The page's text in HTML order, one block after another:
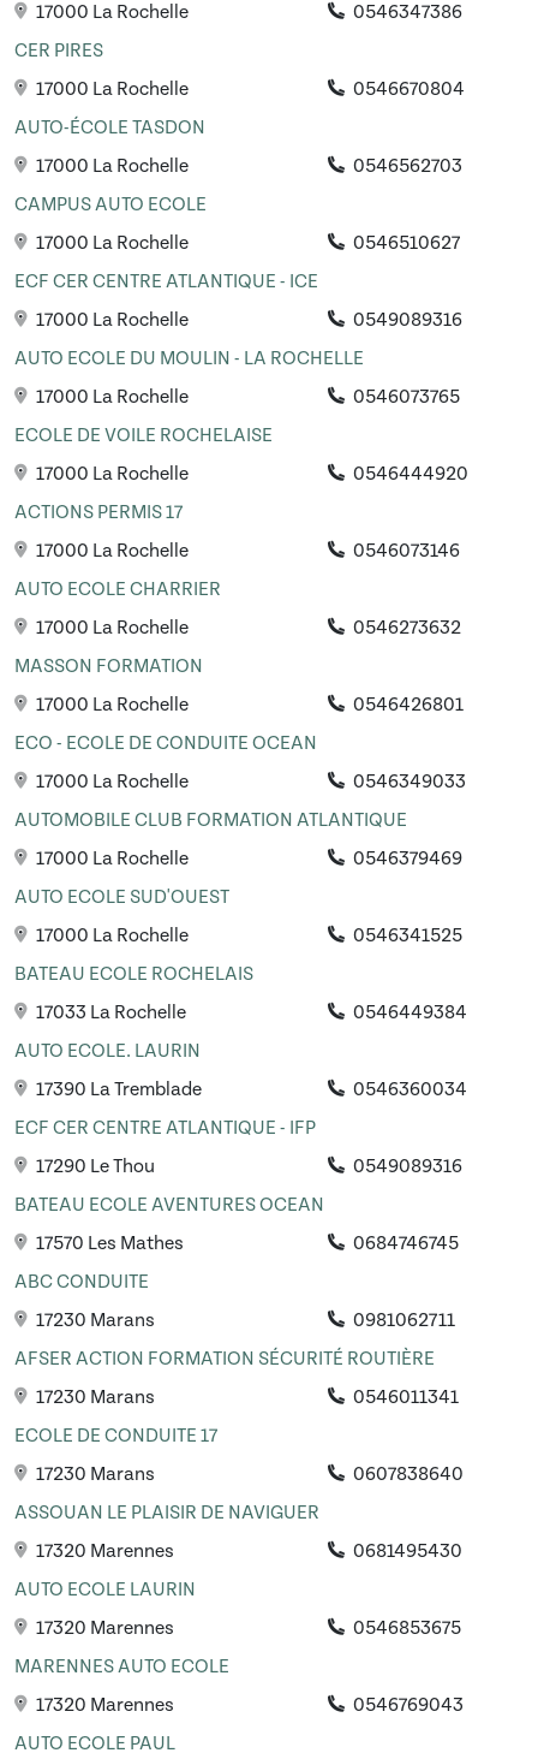
17000 La Rochelle
0546347386
CER PIRES
17000 La Rochelle
0546670804
AUTO-ÉCOLE TASDON
17000 La Rochelle
0546562703
CAMPUS AUTO ECOLE
17000 La Rochelle
0546510627
ECF CER CENTRE ATLANTIQUE - ICE
17000 La Rochelle
0549089316
AUTO ECOLE DU MOULIN - LA ROCHELLE
17000 La Rochelle
0546073765
ECOLE DE VOILE ROCHELAISE
17000 La Rochelle
0546444920
ACTIONS PERMIS 17
17000 La Rochelle
0546073146
AUTO ECOLE CHARRIER
17000 La Rochelle
0546273632
MASSON FORMATION
17000 La Rochelle
0546426801
ECO - ECOLE DE CONDUITE OCEAN
17000 La Rochelle
0546349033
AUTOMOBILE CLUB FORMATION ATLANTIQUE
17000 La Rochelle
0546379469
AUTO ECOLE SUD'OUEST
17000 La Rochelle
0546341525
BATEAU ECOLE ROCHELAIS
17033 La Rochelle
0546449384
AUTO ECOLE. LAURIN
17390 La Tremblade
0546360034
ECF CER CENTRE ATLANTIQUE - IFP
17290 Le Thou
0549089316
BATEAU ECOLE AVENTURES OCEAN
17570 Les Mathes
0684746745
ABC CONDUITE
17230 Marans
0981062711
AFSER ACTION FORMATION SÉCURITÉ ROUTIÈRE
17230 Marans
0546011341
ECOLE DE CONDUITE 17
17230 Marans
0607838640
ASSOUAN LE PLAISIR DE NAVIGUER
17320 Marennes
0681495430
AUTO ECOLE LAURIN
17320 Marennes
0546853675
MARENNES AUTO ECOLE
17320 Marennes
0546769043
AUTO ECOLE PAUL